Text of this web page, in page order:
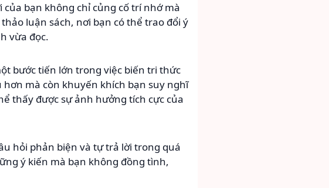
bạn không chỉ củng cố trí nhớ mà
luận sách, nơi bạn có thể trao đổi ý
vừa đọc.
bước tiến lớn trong việc biến tri thức
mà còn khuyến khích bạn suy nghĩ
thấy được sự ảnh hưởng tích cực của
hỏi phản biện và tự trả lời trong quá
ý kiến mà bạn không đồng tình,